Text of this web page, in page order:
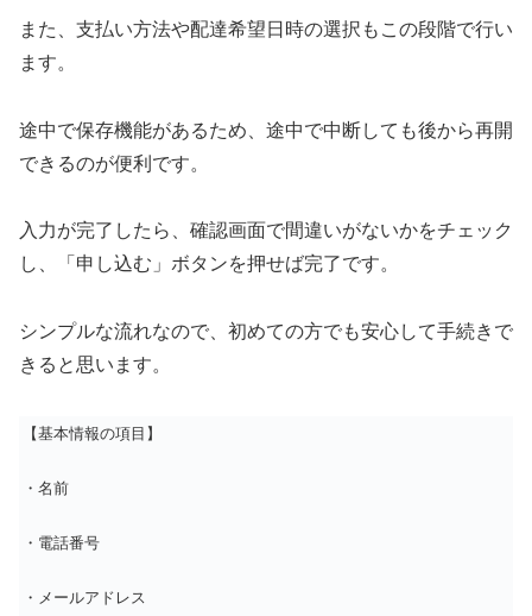
また、支払い方法や配達希望日時の選択もこの段階で行い
ます。
途中で保存機能があるため、途中で中断しても後から再開
できるのが便利です。
入力が完了したら、確認画面で間違いがないかをチェック
し、「申し込む」ボタンを押せば完了です。
シンプルな流れなので、初めての方でも安心して手続きで
きると思います。
【基本情報の項目】
・名前
・電話番号
・メールアドレス